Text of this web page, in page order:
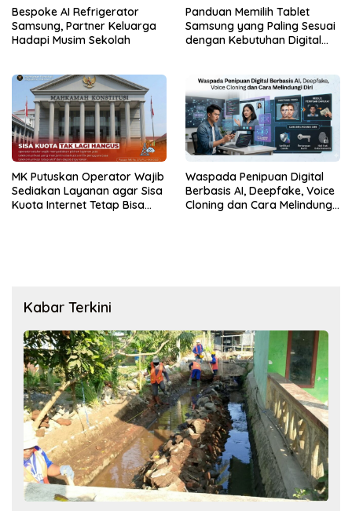
Bespoke AI Refrigerator
Samsung, Partner Keluarga
Hadapi Musim Sekolah
Panduan Memilih Tablet
Samsung yang Paling Sesuai
dengan Kebutuhan Digital
MK Putuskan Operator Wajib
Sediakan Layanan agar Sisa
Kuota Internet Tetap Bisa
Waspada Penipuan Digital
Berbasis AI, Deepfake, Voice
Cloning dan Cara Melindungi
Kabar Terkini